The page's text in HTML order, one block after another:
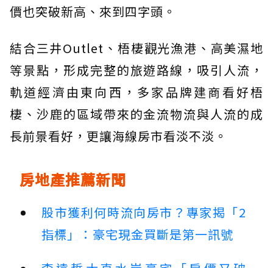
價也突破新高、來到四字頭。
結合三井Outlet、梧棲觀光漁港、高美濕地
等景點，形成完整的旅遊路線，吸引人流，
軌道經濟由東向西，多家品牌建商看好梧
棲、沙鹿的區域帶來的金流物流與人流的成
長前景看好，更讓海線房市看淡不淡。
房地產推薦新聞
股市獲利何時流向房市？專家揭「2
指標」：豪宅現金買斷是第一訊號